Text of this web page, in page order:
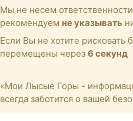
Мы не несем
рекомендуем не указывать
Если Вы не хотите
перемещены через 6 секунд
«Мои Лысые Горы -
всегда заботится о вашей